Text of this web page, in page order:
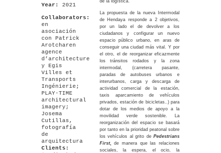
de la logística.
La propuesta de la nueva Intermodal
de Hendaya responde a 2 objetivos,
por un lado el de devolver a los
ciudadanos y configurar un nuevo
espacio público urbano, en aras de
conseguir una ciudad más vital. Y por
el otro, el de reorganizar eficazmente
los tránsitos rodados y la zona
intermodal, (carretera pasante,
paradas de autobuses urbanos e
interurbanos, carga y descarga de
actividad comercial de la estación,
taxis aparcamiento de vehículos
privados, estación de bicicletas..) para
dotar de los medios de apoyo a la
movilidad verde sostenible. La
reorganización del espacio se basará
por tanto en la prioridad peatonal sobre
los vehículos al grito de Pedestrians
First, de manera que las relaciones
sociales, la espera, el ocio, la
Year: 2021
Collaborators:
en
asociación
con Patrick
Arotcharen
agence
d’architecture
y Egis
Villes et
Transports
Ingénierie;
PLAY-TIME
architectural
imagery;
Josema
Cutillas,
fotografía
de
arquitectura
Clients: